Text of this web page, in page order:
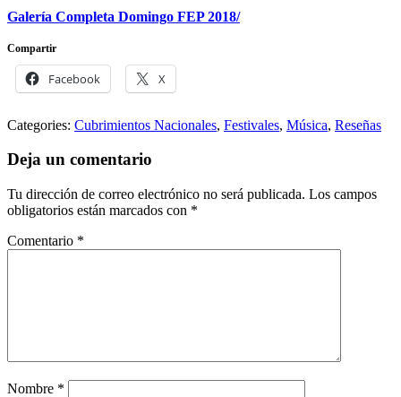
Galería Completa Domingo FEP 2018/
Compartir
Facebook X
Categories: Cubrimientos Nacionales, Festivales, Música, Reseñas
Deja un comentario
Tu dirección de correo electrónico no será publicada. Los campos
obligatorios están marcados con *
Comentario *
Nombre *